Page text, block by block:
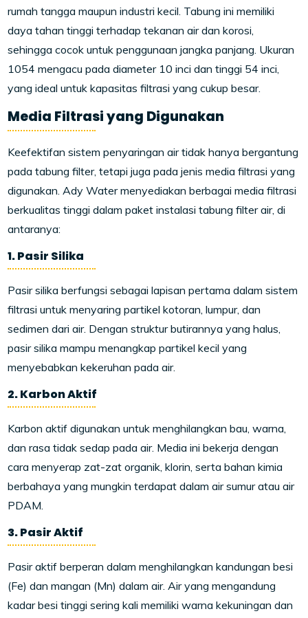
rumah tangga maupun industri kecil. Tabung ini memiliki
daya tahan tinggi terhadap tekanan air dan korosi,
sehingga cocok untuk penggunaan jangka panjang. Ukuran
1054 mengacu pada diameter 10 inci dan tinggi 54 inci,
yang ideal untuk kapasitas filtrasi yang cukup besar.
Media Filtrasi yang Digunakan
Keefektifan sistem penyaringan air tidak hanya bergantung
pada tabung filter, tetapi juga pada jenis media filtrasi yang
digunakan. Ady Water menyediakan berbagai media filtrasi
berkualitas tinggi dalam paket instalasi tabung filter air, di
antaranya:
1. Pasir Silika
Pasir silika berfungsi sebagai lapisan pertama dalam sistem
filtrasi untuk menyaring partikel kotoran, lumpur, dan
sedimen dari air. Dengan struktur butirannya yang halus,
pasir silika mampu menangkap partikel kecil yang
menyebabkan kekeruhan pada air.
2. Karbon Aktif
Karbon aktif digunakan untuk menghilangkan bau, warna,
dan rasa tidak sedap pada air. Media ini bekerja dengan
cara menyerap zat-zat organik, klorin, serta bahan kimia
berbahaya yang mungkin terdapat dalam air sumur atau air
PDAM.
3. Pasir Aktif
Pasir aktif berperan dalam menghilangkan kandungan besi
(Fe) dan mangan (Mn) dalam air. Air yang mengandung
kadar besi tinggi sering kali memiliki warna kekuningan dan